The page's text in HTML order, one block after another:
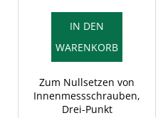
IN DEN
WARENKORB
Zum Nullsetzen von
Innenmessschrauben,
Drei-Punkt